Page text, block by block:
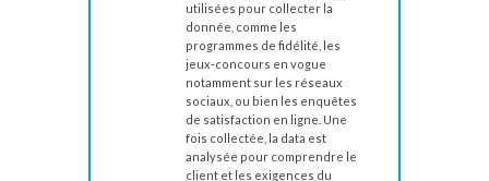
utilisées pour collecter la
donnée, comme les
programmes de fidélité, les
jeux-concours en vogue
notamment sur les réseaux
sociaux, ou bien les enquêtes
de satisfaction en ligne. Une
fois collectée, la data est
analysée pour comprendre le
client et les exigences du